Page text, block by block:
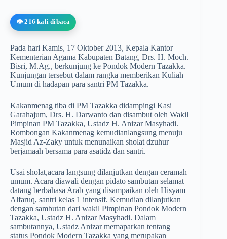
👁️ 216 kali dibaca
Pada hari Kamis, 17 Oktober 2013, Kepala Kantor
Kementerian Agama Kabupaten Batang, Drs. H. Moch.
Bisri, M.Ag., berkunjung ke Pondok Modern Tazakka.
Kunjungan tersebut dalam rangka memberikan Kuliah
Umum di hadapan para santri PM Tazakka.
Kakanmenag tiba di PM Tazakka didampingi Kasi
Garahajum, Drs. H. Darwanto dan disambut oleh Wakil
Pimpinan PM Tazakka, Ustadz H. Anizar Masyhadi.
Rombongan Kakanmenag kemudianlangsung menuju
Masjid Az-Zaky untuk menunaikan sholat dzuhur
berjamaah bersama para asatidz dan santri.
Usai sholat,acara langsung dilanjutkan dengan ceramah
umum. Acara diawali dengan pidato sambutan selamat
datang berbahasa Arab yang disampaikan oleh Hisyam
Alfaruq, santri kelas 1 intensif. Kemudian dilanjutkan
dengan sambutan dari wakil Pimpinan Pondok Modern
Tazakka, Ustadz H. Anizar Masyhadi. Dalam
sambutannya, Ustadz Anizar memaparkan tentang
status Pondok Modern Tazakka yang merupakan